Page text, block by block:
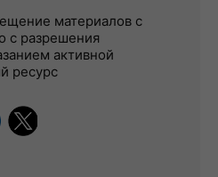
материалов с
с разрешения
активной
ресурс